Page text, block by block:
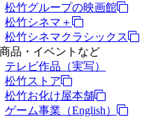
松竹グループの映画館
松竹シネマ＋
松竹シネマクラシックス
品・イベントなど
テレビ作品（実写）
松竹ストア
松竹お化け屋本舗
ゲーム事業（English）